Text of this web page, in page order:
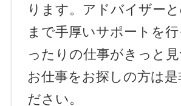
ります。アドバイザー
まで手厚いサポートを
ったりの仕事がきっと
お仕事をお探しの方は
ださい。